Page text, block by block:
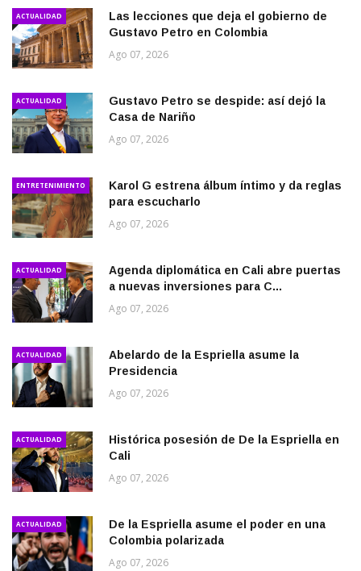
ACTUALIDAD
Las lecciones que deja el gobierno de
Gustavo Petro en Colombia
Ago 07, 2026
ACTUALIDAD
Gustavo Petro se despide: así dejó la
Casa de Nariño
Ago 07, 2026
ENTRETENIMIENTO
Karol G estrena álbum íntimo y da reglas
para escucharlo
Ago 07, 2026
ACTUALIDAD
Agenda diplomática en Cali abre puertas
a nuevas inversiones para C...
Ago 07, 2026
ACTUALIDAD
Abelardo de la Espriella asume la
Presidencia
Ago 07, 2026
ACTUALIDAD
Histórica posesión de De la Espriella en
Cali
Ago 07, 2026
ACTUALIDAD
De la Espriella asume el poder en una
Colombia polarizada
Ago 07, 2026